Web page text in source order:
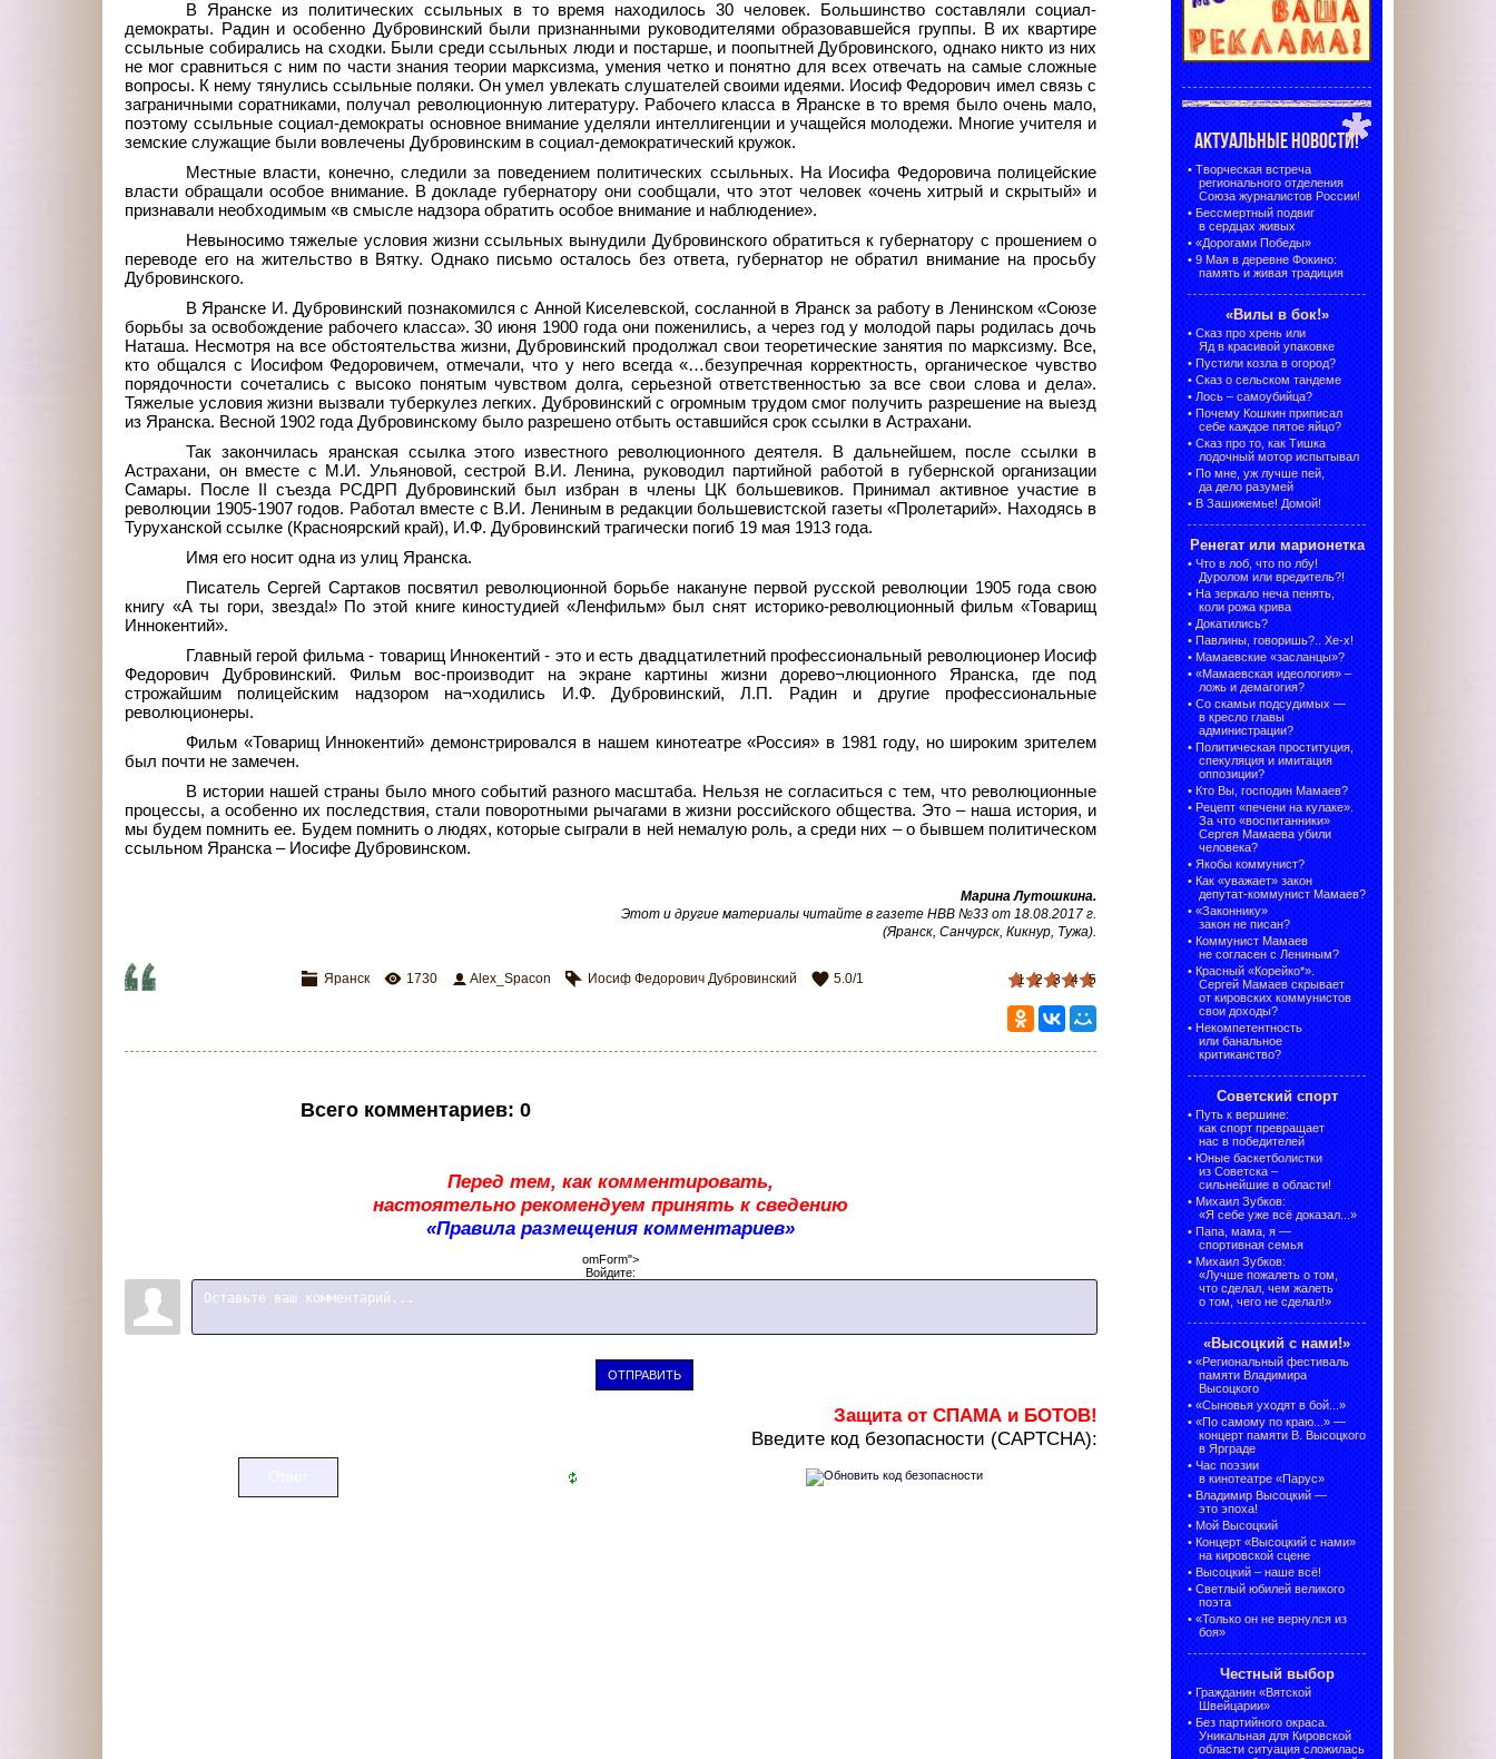
В Яранске из политических ссыльных в то время находилось 30 человек. Большинство составляли социал-
демократы. Радин и особенно Дубровинский были признанными руководителями образовавшейся группы. В их квартире
ссыльные собирались на сходки. Были среди ссыльных люди и постарше, и поопытней Дубровинского, однако никто из них
не мог сравниться с ним по части знания теории марксизма, умения четко и понятно для всех отвечать на самые сложные
вопросы. К нему тянулись ссыльные поляки. Он умел увлекать слушателей своими идеями. Иосиф Федорович имел связь с
заграничными соратниками, получал революционную литературу. Рабочего класса в Яранске в то время было очень мало,
поэтому ссыльные социал-демократы основное внимание уделяли интеллигенции и учащейся молодежи. Многие учителя и
земские служащие были вовлечены Дубровинским в социал-демократический кружок.
Местные власти, конечно, следили за поведением политических ссыльных. На Иосифа Федоровича полицейские
власти обращали особое внимание. В докладе губернатору они сообщали, что этот человек «очень хитрый и скрытый» и
признавали необходимым «в смысле надзора обратить особое внимание и наблюдение».
Невыносимо тяжелые условия жизни ссыльных вынудили Дубровинского обратиться к губернатору с прошением о
переводе его на жительство в Вятку. Однако письмо осталось без ответа, губернатор не обратил внимание на просьбу
Дубровинского.
В Яранске И. Дубровинский познакомился с Анной Киселевской, сосланной в Яранск за работу в Ленинском «Союзе
борьбы за освобождение рабочего класса». 30 июня 1900 года они поженились, а через год у молодой пары родилась дочь
Наташа. Несмотря на все обстоятельства жизни, Дубровинский продолжал свои теоретические занятия по марксизму. Все,
кто общался с Иосифом Федоровичем, отмечали, что у него всегда «…безупречная корректность, органическое чувство
порядочности сочетались с высоко понятым чувством долга, серьезной ответственностью за все свои слова и дела».
Тяжелые условия жизни вызвали туберкулез легких. Дубровинский с огромным трудом смог получить разрешение на выезд
из Яранска. Весной 1902 года Дубровинскому было разрешено отбыть оставшийся срок ссылки в Астрахани.
Так закончилась яранская ссылка этого известного революционного деятеля. В дальнейшем, после ссылки в
Астрахани, он вместе с М.И. Ульяновой, сестрой В.И. Ленина, руководил партийной работой в губернской организации
Самары. После II съезда РСДРП Дубровинский был избран в члены ЦК большевиков. Принимал активное участие в
революции 1905-1907 годов. Работал вместе с В.И. Лениным в редакции большевистской газеты «Пролетарий». Находясь в
Туруханской ссылке (Красноярский край), И.Ф. Дубровинский трагически погиб 19 мая 1913 года.
Имя его носит одна из улиц Яранска.
Писатель Сергей Сартаков посвятил революционной борьбе накануне первой русской революции 1905 года свою
книгу «А ты гори, звезда!» По этой книге киностудией «Ленфильм» был снят историко-революционный фильм «Товарищ
Иннокентий».
Главный герой фильма - товарищ Иннокентий - это и есть двадцатилетний профессиональный революционер Иосиф
Федорович Дубровинский. Фильм вос-производит на экране картины жизни дорево¬люционного Яранска, где под
строжайшим полицейским надзором на¬ходились И.Ф. Дубровинский, Л.П. Радин и другие профессиональные
революционеры.
Фильм «Товарищ Иннокентий» демонстрировался в нашем кинотеатре «Россия» в 1981 году, но широким зрителем
был почти не замечен.
В истории нашей страны было много событий разного масштаба. Нельзя не согласиться с тем, что революционные
процессы, а особенно их последствия, стали поворотными рычагами в жизни российского общества. Это – наша история, и
мы будем помнить ее. Будем помнить о людях, которые сыграли в ней немалую роль, а среди них – о бывшем политическом
ссыльном Яранска – Иосифе Дубровинском.
Марина Лутошкина.
Этот и другие материалы читайте в газете НВВ №33 от 18.08.2017 г.
(Яранск, Санчурск, Кикнур, Тужа).
1 2 3 4 5
Яранск 1730 Alex_Spacon Иосиф Федорович Дубровинский 5.0/1
Всего комментариев: 0
Перед тем, как комментировать,
настоятельно рекомендуем принять к сведению
«Правила размещения комментариев»
omForm">
Войдите:
ОТПРАВИТЬ
Защита от СПАМА и БОТОВ!
Введите код безопасности (CAPTCHA):
АКТУАЛЬНЫЕ НОВОСТИ!
• Творческая встреча
регионального отделения
Союза журналистов России!
• Бессмертный подвиг
в сердцах живых
• «Дорогами Победы»
• 9 Мая в деревне Фокино:
память и живая традиция
«Вилы в бок!»
• Сказ про хрень или
Яд в красивой упаковке
• Пустили козла в огород?
• Сказ о сельском тандеме
• Лось – самоубийца?
• Почему Кошкин приписал
себе каждое пятое яйцо?
• Сказ про то, как Тишка
лодочный мотор испытывал
• По мне, уж лучше пей,
да дело разумей
• В Зашижемье! Домой!
Ренегат или марионетка
• Что в лоб, что по лбу!
Дуролом или вредитель?!
• На зеркало неча пенять,
коли рожа крива
• Докатились?
• Павлины, говоришь?.. Хе-х!
• Мамаевские «засланцы»?
• «Мамаевская идеология» –
ложь и демагогия?
• Со скамьи подсудимых —
в кресло главы
администрации?
• Политическая проституция,
спекуляция и имитация
оппозиции?
• Кто Вы, господин Мамаев?
• Рецепт «печени на кулаке».
За что «воспитанники»
Сергея Мамаева убили
человека?
• Якобы коммунист?
• Как «уважает» закон
депутат-коммунист Мамаев?
• «Законнику»
закон не писан?
• Коммунист Мамаев
не согласен с Лениным?
• Красный «Корейко*».
Сергей Мамаев скрывает
от кировских коммунистов
свои доходы?
• Некомпетентность
или банальное
критиканство?
Советский спорт
• Путь к вершине:
как спорт превращает
нас в победителей
• Юные баскетболистки
из Советска –
сильнейшие в области!
• Михаил Зубков:
«Я себе уже всё доказал...»
• Папа, мама, я —
спортивная семья
• Михаил Зубков:
«Лучше пожалеть о том,
что сделал, чем жалеть
о том, чего не сделал!»
«Высоцкий с нами!»
• «Региональный фестиваль
памяти Владимира
Высоцкого
• «Сыновья уходят в бой...»
• «По самому по краю...» —
концерт памяти В. Высоцкого
в Ярграде
• Час поэзии
в кинотеатре «Парус»
• Владимир Высоцкий —
это эпоха!
• Мой Высоцкий
• Концерт «Высоцкий с нами»
на кировской сцене
• Высоцкий – наше всё!
• Светлый юбилей великого
поэта
• «Только он не вернулся из
боя»
Честный выбор
• Гражданин «Вятской
Швейцарии»
• Без партийного окраса.
Уникальная для Кировской
области ситуация сложилась